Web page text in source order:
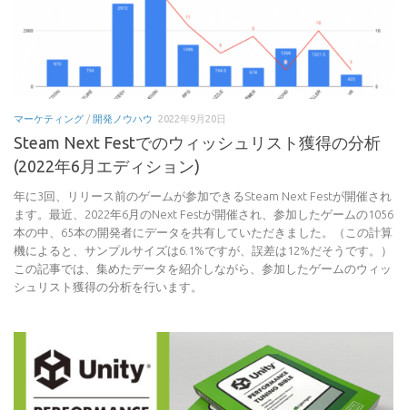
マーケティング /開発ノウハウ 2022年9月20日
Steam Next Festでのウィッシュリスト獲得の分析
(2022年6月エディション)
年に3回、リリース前のゲームが参加できるSteam Next Festが開催され
ます。最近、2022年6月のNext Festが開催され、参加したゲームの1056
本の中、65本の開発者にデータを共有していただきました。（この計算
機によると、サンプルサイズは6.1%ですが、誤差は12%だそうです。）
この記事では、集めたデータを紹介しながら、参加したゲームのウィッ
シュリスト獲得の分析を行います。